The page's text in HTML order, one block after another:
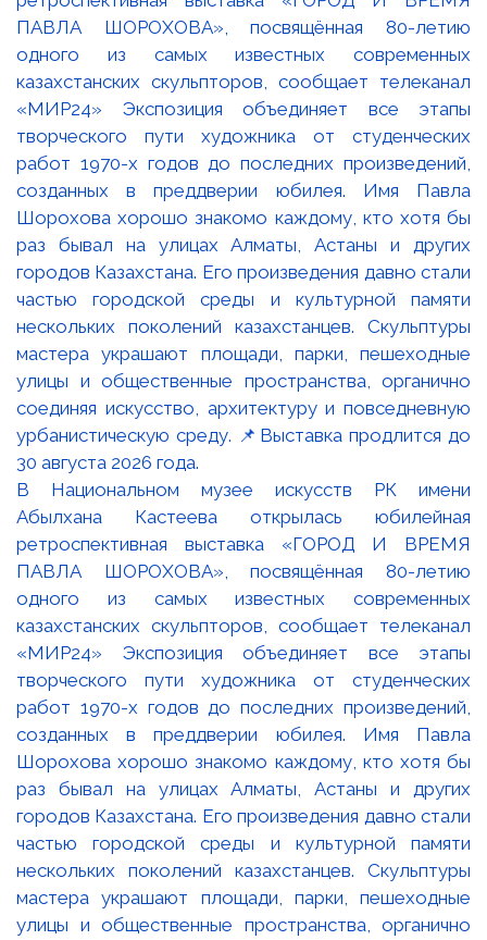
В Национальном музее искусств РК имени
Абылхана Кастеева открылась юбилейная
ретроспективная выставка «ГОРОД И ВРЕМЯ
ПАВЛА ШОРОХОВА», посвящённая 80-летию
одного из самых известных современных
казахстанских скульпторов, сообщает телеканал
«МИР24» Экспозиция объединяет все этапы
творческого пути художника от студенческих
работ 1970-х годов до последних произведений,
созданных в преддверии юбилея. Имя Павла
Шорохова хорошо знакомо каждому, кто хотя бы
раз бывал на улицах Алматы, Астаны и других
городов Казахстана. Его произведения давно стали
частью городской среды и культурной памяти
нескольких поколений казахстанцев. Скульптуры
мастера украшают площади, парки, пешеходные
улицы и общественные пространства, органично